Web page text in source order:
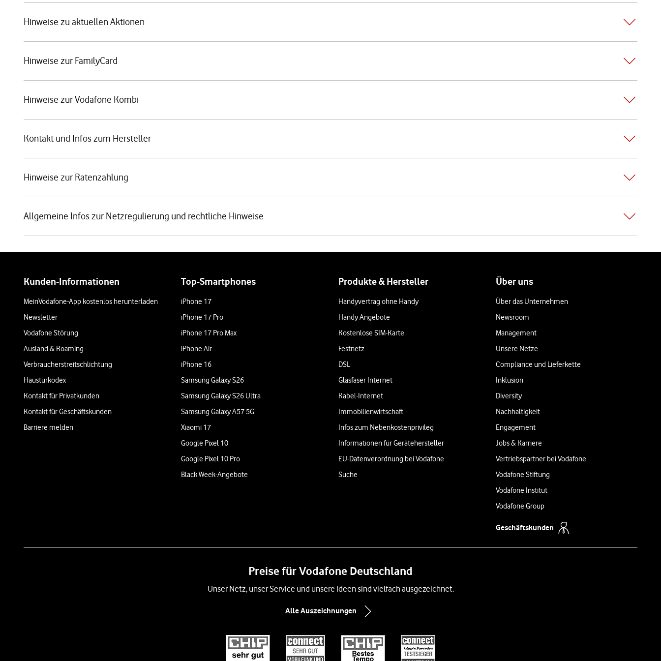
Hinweise zu aktuellen Aktionen
Hinweise zur FamilyCard
Hinweise zur Vodafone Kombi
Kontakt und Infos zum Hersteller
Hinweise zur Ratenzahlung
Allgemeine Infos zur Netzregulierung und rechtliche Hinweise
Kunden-Informationen
MeinVodafone-App kostenlos herunterladen
Newsletter
Vodafone Störung
Ausland & Roaming
Verbraucherstreitschlichtung
Haustürkodex
Kontakt für Privatkunden
Kontakt für Geschäftskunden
Barriere melden
Top-Smartphones
iPhone 17
iPhone 17 Pro
iPhone 17 Pro Max
iPhone Air
iPhone 16
Samsung Galaxy S26
Samsung Galaxy S26 Ultra
Samsung Galaxy A57 5G
Xiaomi 17
Google Pixel 10
Google Pixel 10 Pro
Black Week-Angebote
Produkte & Hersteller
Handyvertrag ohne Handy
Handy Angebote
Kostenlose SIM-Karte
Festnetz
DSL
Glasfaser Internet
Kabel-Internet
Immobilienwirtschaft
Infos zum Nebenkostenprivileg
Informationen für Gerätehersteller
EU-Datenverordnung bei Vodafone
Suche
Über uns
Über das Unternehmen
Newsroom
Management
Unsere Netze
Compliance und Lieferkette
Inklusion
Diversity
Nachhaltigkeit
Engagement
Jobs & Karriere
Vertriebspartner bei Vodafone
Vodafone Stiftung
Vodafone Institut
Vodafone Group
Geschäftskunden
Preise für Vodafone Deutschland
Unser Netz, unser Service und unsere Ideen sind vielfach ausgezeichnet.
Alle Auszeichnungen